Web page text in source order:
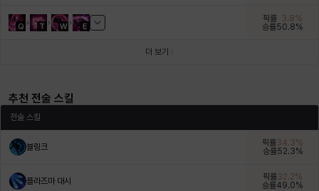
츠바메 카밀로 케네스
펜리르 하트
Q T W E
픽률 3.8%
승률50.8%
더 보기
추천 전술 스킬
전술 스킬
블링크 픽률34.3%
승률52.3%
플라즈마 대시 픽률32.2%
승률49.0%